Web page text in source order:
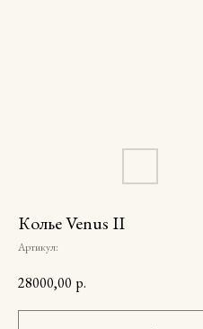
Колье Venus II
Артикул:
28000,00 р.